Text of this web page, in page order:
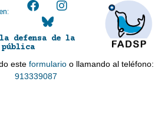
defensa de la
pública
este formularioo llamando al teléfono:
913339087